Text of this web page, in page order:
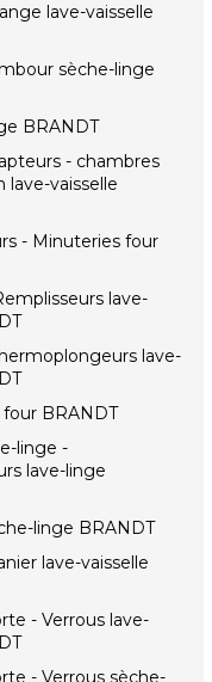
lave-vaisselle
sèche-linge
BRANDT
- chambres
lave-vaisselle
- Minuteries four
lave-
lave-
BRANDT
linge -
lave-linge
linge BRANDT
lave-vaisselle
- Verrous lave-
- Verrous sèche-